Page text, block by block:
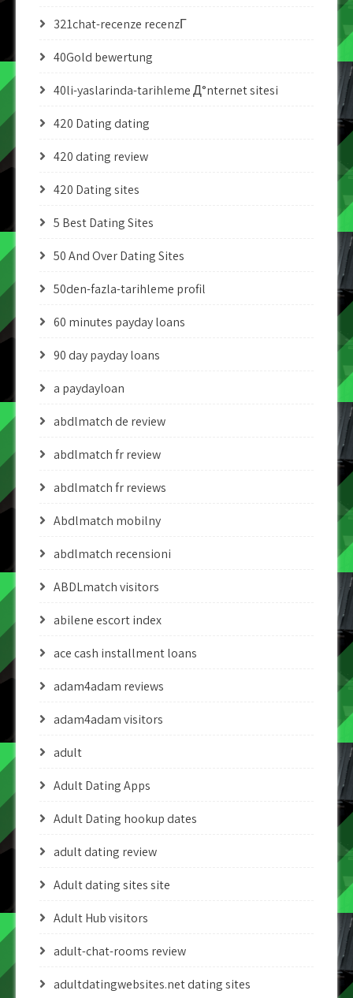
321chat-recenze recenzГ­
40Gold bewertung
40li-yaslarinda-tarihleme Д°nternet sitesi
420 Dating dating
420 dating review
420 Dating sites
5 Best Dating Sites
50 And Over Dating Sites
50den-fazla-tarihleme profil
60 minutes payday loans
90 day payday loans
a paydayloan
abdlmatch de review
abdlmatch fr review
abdlmatch fr reviews
Abdlmatch mobilny
abdlmatch recensioni
ABDLmatch visitors
abilene escort index
ace cash installment loans
adam4adam reviews
adam4adam visitors
adult
Adult Dating Apps
Adult Dating hookup dates
adult dating review
Adult dating sites site
Adult Hub visitors
adult-chat-rooms review
adultdatingwebsites.net dating sites